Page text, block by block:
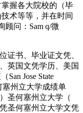
握各大院校的（毕
术等等，并在时间
问：Sam q/微
证书、毕业证文凭、
英国文凭学历、美国
Jose State
塞州立大学成绩单
）圣何塞州立大学（
凭圣何塞州立大学文凭